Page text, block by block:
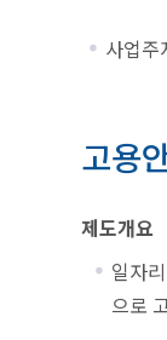
사업주
고용
제도개요
일자
으로